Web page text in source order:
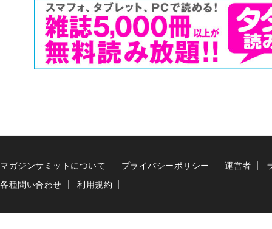
マガジンサミットについて プライバシーポリシー 運営者
各種問い合わせ
利用規約